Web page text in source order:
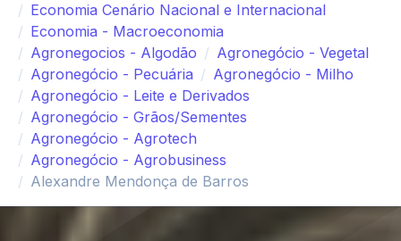
Economia Cenário Nacional e Internacional
Economia - Macroeconomia
Agronegocios - Algodão
Agronegócio - Vegetal
Agronegócio - Pecuária
Agronegócio - Milho
Agronegócio - Leite e Derivados
Agronegócio - Grãos/Sementes
Agronegócio - Agrotech
Agronegócio - Agrobusiness
Alexandre Mendonça de Barros